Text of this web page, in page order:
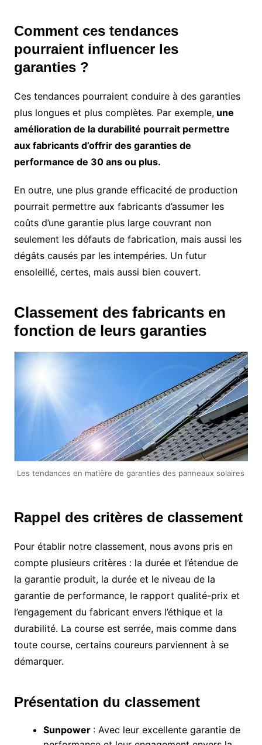
Comment ces tendances
pourraient influencer les
garanties ?
Ces tendances pourraient conduire à des garanties
plus longues et plus complètes. Par exemple,une
amélioration de la durabilité pourrait permettre
aux fabricants d’offrir des garanties de
performance de 30 ans ou plus.
En outre, une plus grande efficacité de production
pourrait permettre aux fabricants d’assumer les
coûts d’une garantie plus large couvrant non
seulement les défauts de fabrication, mais aussi les
dégâts causés par les intempéries. Un futur
ensoleillé, certes, mais aussi bien couvert.
Classement des fabricants en
fonction de leurs garanties
Les tendances en matière de garanties des panneaux solaires
Rappel des critères de classement
Pour établir notre classement, nous avons pris en
compte plusieurs critères : la durée et l’étendue de
la garantie produit, la durée et le niveau de la
garantie de performance, le rapport qualité-prix et
l’engagement du fabricant envers l’éthique et la
durabilité. La course est serrée, mais comme dans
toute course, certains coureurs parviennent à se
démarquer.
Présentation du classement
Sunpower : Avec leur excellente garantie de